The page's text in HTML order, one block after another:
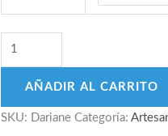
Dariane
Bolsa
Artesanal
Mexicana
AÑADIR AL CARRITO
SKU: Dariane Categoría: